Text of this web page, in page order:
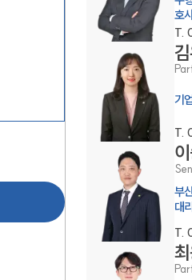
그룹소개
그룹소개
대륜의 강점
오시는 길
글로벌 파트너
고객의 소리
통합검색
호
T.
기
T.
부
대
T.